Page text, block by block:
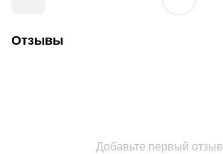
Отзывы
Добавьте первый отзыв